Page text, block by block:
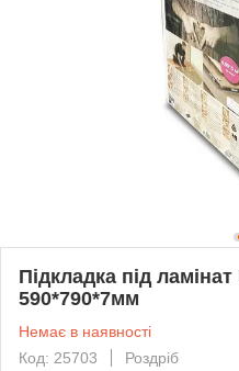
Підкладка під
590*790*7мм
Немає в наявності
Код: 25703
Роздріб